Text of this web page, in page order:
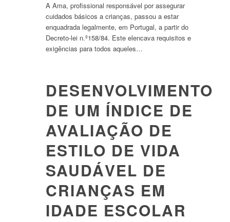
A Ama, profissional responsável por assegurar
cuidados básicos a crianças, passou a estar
enquadrada legalmente, em Portugal, a partir do
Decreto-lei n.º158/84. Este elencava requisitos e
exigências para todos aqueles…
DESENVOLVIMENTO
DE UM ÍNDICE DE
AVALIAÇÃO DE
ESTILO DE VIDA
SAUDÁVEL DE
CRIANÇAS EM
IDADE ESCOLAR